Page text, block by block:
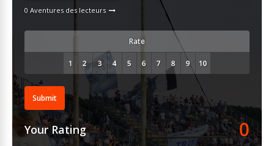
0 Aventures des lecteurs
Rate
Submit
Your Rating 0